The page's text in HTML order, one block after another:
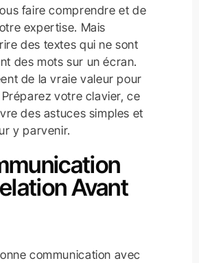
faire comprendre et de
expertise. Mais
des textes qui ne sont
des mots sur un écran.
de la vraie valeur pour
votre clavier, ce
des astuces simples et
y parvenir.
Avant
communication avec